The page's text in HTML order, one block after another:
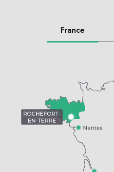
France